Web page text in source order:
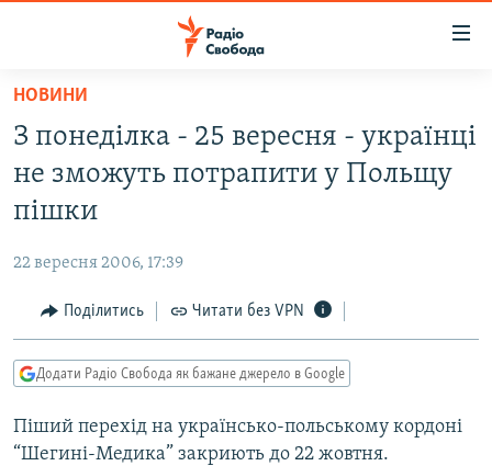
Перейти
основного
матеріалу
Перейти
до
основної
навігації
Перейти
до
пошуку
ВСЕ ЗА ДОБУ
СТАТТІ
ЕКОНОМІКА
СУСПІЛЬСТВО
УКРАЇНА
РОСІЙСЬКА «ФІЛЬТРАЦІЯ»
ДОНБАС.РЕАЛІЇ
ТИ ЯК?
СХЕМИ
НОВИНИ
З понеділка - 25 вересня - українці
не зможуть потрапити у Польщу
пішки
22 вересня 2006, 17:39
Поділитись Читати без VPN
Додати Радіо Свобода як бажане джерело в Google
Піший перехід на українсько-польському кордоні
“Шегині-Медика” закриють до 22 жовтня.